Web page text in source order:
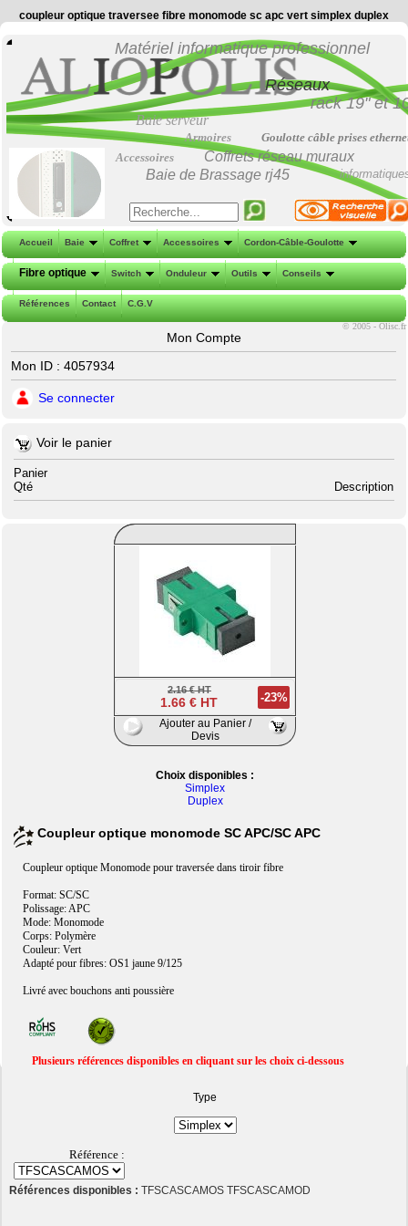
coupleur optique traversee fibre monomode sc apc vert simplex duplex
Matériel informatique professionnel
Réseaux
rack 19"et
Baie serveur
Armoires
Goulotte câble prises
Accessoires
Coffrets réseau muraux
Baie de Brassage rj45
Accueil Baie Coffret Accessoires Cordon-Câble-Goulotte
Fibre optique Switch Onduleur Outils Conseils
Références Contact C.G.V
© 2005 - Olisc.fr
Mon Compte
Mon ID : 4057934
Se connecter
Voir le panier
Panier
Qté
Description
2.16 € HT
1.66 € HT -23%
Ajouter au Panier /
Devis
Choix disponibles :
Simplex
Duplex
Coupleur optique monomode SC APC/SC APC
Coupleur optique Monomode pour traversée dans tiroir fibre
Format: SC/SC
Polissage: APC
Mode: Monomode
Corps: Polymère
Couleur: Vert
Adapté pour fibres: OS1 jaune 9/125
Livré avec bouchons anti poussière
Plusieurs références disponibles en cliquant sur les choix ci-dessous
Type
Référence :
Références disponibles : TFSCASCAMOS TFSCASCAMOD